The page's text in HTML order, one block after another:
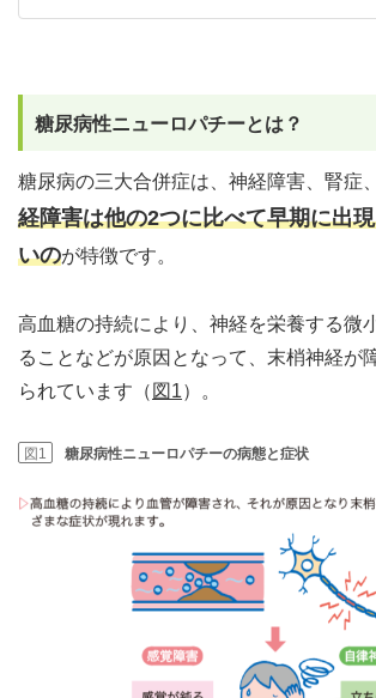
糖尿病性ニューロパチーとは？
糖尿病の三大合併症は、神経障害、腎症
経障害は他の2つに比べて早期に出
いのが特徴です。
高血糖の持続により、神経を栄養する微
ることなどが原因となって、末梢神経が
られています（ 図1）。
図1 糖尿病性ニューロパチーの病態と症状